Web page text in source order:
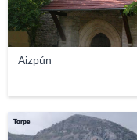
Aizpún
Torpe